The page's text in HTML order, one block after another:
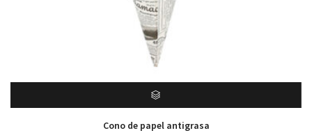
Cono de papel antigrasa